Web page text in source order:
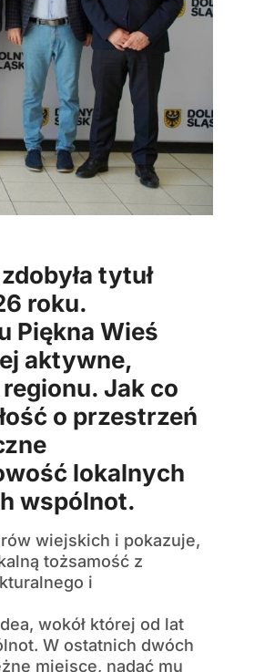
tytuł
roku.
Piękna Wieś
aktywne,
Jak co
o przestrzeń
lokalnych
wspólnot.
wiejskich i pokazuje,
tożsamość z
i
wokół której od lat
W ostatnich dwóch
miejsce, nadać mu